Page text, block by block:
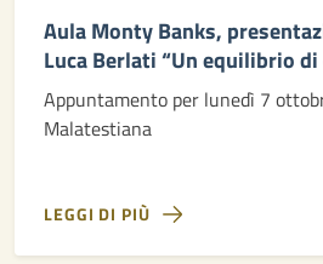
Aula Monty Banks,
Luca Berlati “Un equilibrio di
Appuntamento per lunedì 7
Malatestiana
LEGGI DI PIÙ